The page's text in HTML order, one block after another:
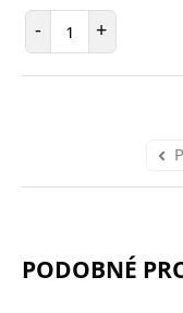
- Počet položek
+
položek
+
PODOBNÉ